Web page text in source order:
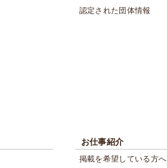
認定された団体情報
お仕事紹介
掲載を希望している方へ